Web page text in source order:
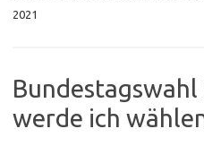
2021
Bundestagswahl
werde ich